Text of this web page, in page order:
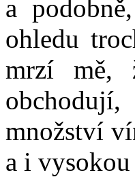
a
ohledu
mrzí mě,
množství
a i